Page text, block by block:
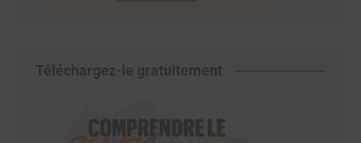
Téléchargez-le gratuitement